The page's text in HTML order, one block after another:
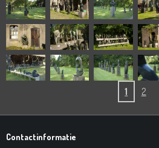
1 2
Contactinformatie